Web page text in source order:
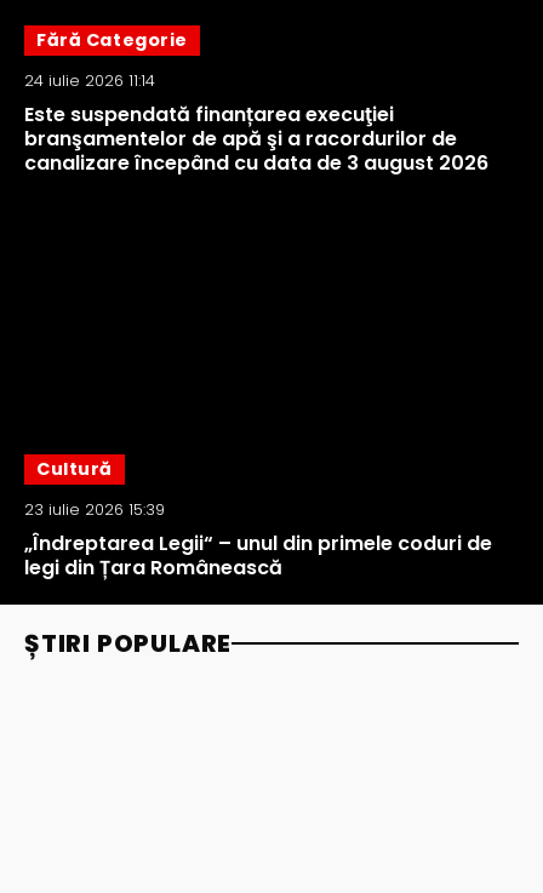
Fără Categorie
24 iulie 2026 11:14
Este suspendată finanțarea execuţiei
branşamentelor de apă şi a racordurilor de
canalizare începând cu data de 3 august 2026
Cultură
23 iulie 2026 15:39
„Îndreptarea Legii“ – unul din primele coduri de
legi din Țara Românească
ȘTIRI POPULARE